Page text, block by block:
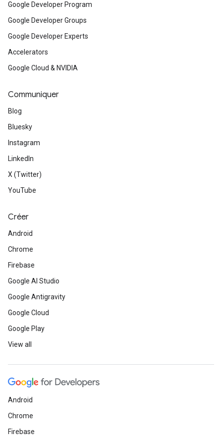
Google Developer Program
Google Developer Groups
Google Developer Experts
Accelerators
Google Cloud & NVIDIA
Communiquer
Blog
Bluesky
Instagram
LinkedIn
X (Twitter)
YouTube
Créer
Android
Chrome
Firebase
Google AI Studio
Google Antigravity
Google Cloud
Google Play
View all
Android
Chrome
Firebase